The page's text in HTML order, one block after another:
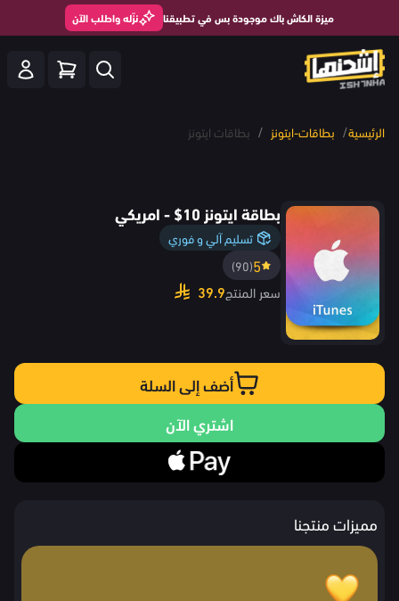
ميزة الكاش باك موجودة بس في تطبيقنا نزّله واطلب الآن
الرئيسية/ بطاقات-ايتونز / بطاقات ايتونز
بطاقة ايتونز 10$ - امريكي
تسليم آلي و فوري
5
(90)
سعر المنتج39.9
أضف إلى السلة
اشتري الآن
مميزات منتجنا